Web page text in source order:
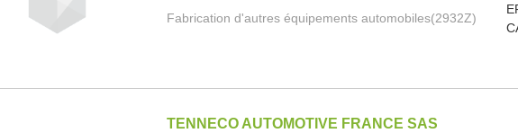
Fabrication d'autres équipements automobiles(2932Z)
TENNECO AUTOMOTIVE FRANCE SAS